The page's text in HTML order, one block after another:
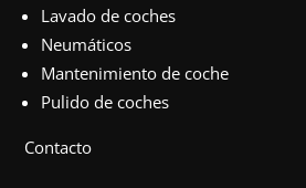
Lavado de coches
Neumáticos
Mantenimiento de coche
Pulido de coches
Contacto